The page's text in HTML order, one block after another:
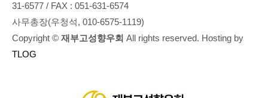
31-6577 / FAX : 051-631-6574
사무총장(우청석, 010-6575-1119)
Copyright © 재부고성향우회 All rights reserved. Hosting by
TLOG